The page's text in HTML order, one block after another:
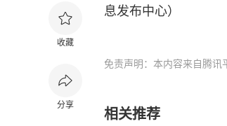
收藏
分享
息发布中心）
免责声明：本内容来自腾讯
相关推荐